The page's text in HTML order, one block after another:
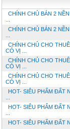
CHÍNH CHỦ BÁN 2
CHÍNH CHỦ BÁN 2
CHÍNH CHỦ CHO
CÓ VỊ ...
CHÍNH CHỦ CHO
CÓ VỊ ...
CHÍNH CHỦ CHO
CÓ VỊ ...
HOT- SIÊU PHẨM ĐẤT
HOT- SIÊU PHẨM ĐẤT
HOT- SIÊU PHẨM ĐẤT